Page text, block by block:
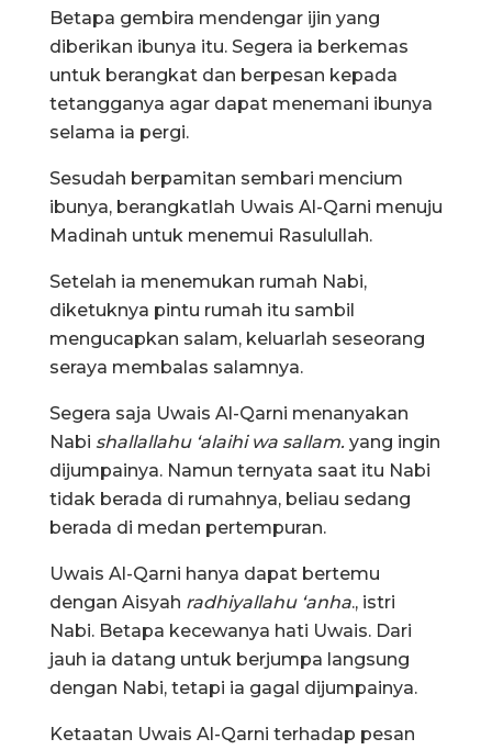
Betapa gembira mendengar ijin yang
diberikan ibunya itu. Segera ia berkemas
untuk berangkat dan berpesan kepada
tetangganya agar dapat menemani ibunya
selama ia pergi.
Sesudah berpamitan sembari mencium
ibunya, berangkatlah Uwais Al-Qarni menuju
Madinah untuk menemui Rasulullah.
Setelah ia menemukan rumah Nabi,
diketuknya pintu rumah itu sambil
mengucapkan salam, keluarlah seseorang
seraya membalas salamnya.
Segera saja Uwais Al-Qarni menanyakan
Nabi shallallahu ‘alaihi wa sallam. yang ingin
dijumpainya. Namun ternyata saat itu Nabi
tidak berada di rumahnya, beliau sedang
berada di medan pertempuran.
Uwais Al-Qarni hanya dapat bertemu
dengan Aisyah radhiyallahu ‘anha., istri
Nabi. Betapa kecewanya hati Uwais. Dari
jauh ia datang untuk berjumpa langsung
dengan Nabi, tetapi ia gagal dijumpainya.
Ketaatan Uwais Al-Qarni terhadap pesan